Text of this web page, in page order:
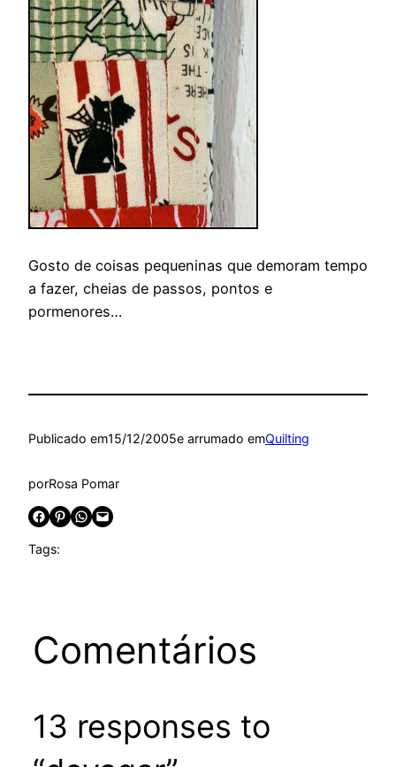
Gosto de coisas pequeninas que demoram tempo
a fazer, cheias de passos, pontos e
pormenores…
Publicado em15/12/2005e arrumado emQuilting
porRosa Pomar
Share on Facebook Share on Pinterest Share on WhatsApp Email this Page
Tags:
Comentários
13 responses to